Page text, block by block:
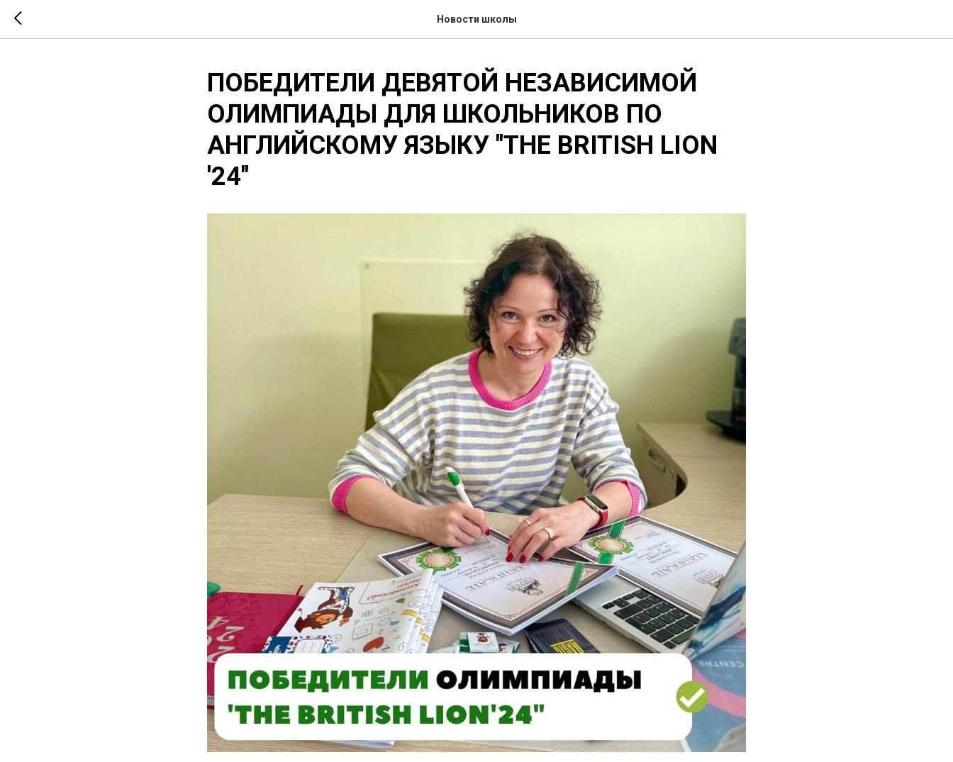
Новости школы
ПОБЕДИТЕЛИ ДЕВЯТОЙ НЕЗАВИСИМОЙ
ОЛИМПИАДЫ ДЛЯ ШКОЛЬНИКОВ ПО
АНГЛИЙСКОМУ ЯЗЫКУ "THE BRITISH LION
'24"